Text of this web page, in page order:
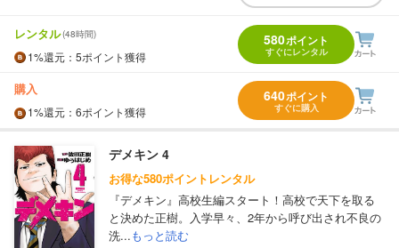
レンタル(48時間)
1%還元 ：5ポイント獲得
580ポイント
すぐにレンタル
購入
1%還元 ：6ポイント獲得
640ポイント
すぐに購入
デメキン 4
お得な580ポイントレンタル
『デメキン』高校生編スタート！高校で天下を取る
と決めた正樹。入学早々、2年から呼び出され不良の
洗...もっと読む